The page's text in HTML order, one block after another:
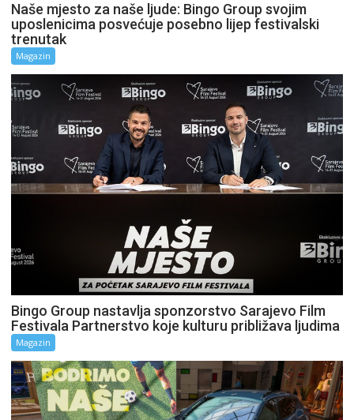
Naše mjesto za naše ljude: Bingo Group svojim
uposlenicima posvećuje posebno lijep festivalski
trenutak
Magazin
Bingo Group nastavlja sponzorstvo Sarajevo Film
Festivala Partnerstvo koje kulturu približava ljudima
Magazin